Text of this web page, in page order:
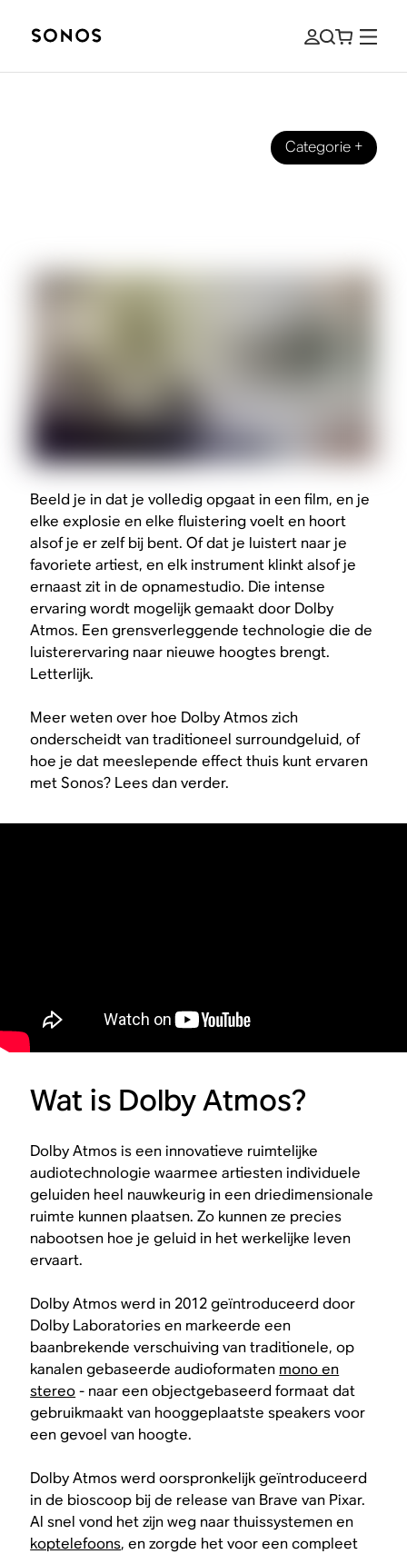
Categorie+
Beeld je in dat je volledig opgaat in een film, en je
elke explosie en elke fluistering voelt en hoort
alsof je er zelf bij bent. Of dat je luistert naar je
favoriete artiest, en elk instrument klinkt alsof je
ernaast zit in de opnamestudio. Die intense
ervaring wordt mogelijk gemaakt door Dolby
Atmos. Een grensverleggende technologie die de
luisterervaring naar nieuwe hoogtes brengt.
Letterlijk.
Meer weten over hoe Dolby Atmos zich
onderscheidt van traditioneel surroundgeluid, of
hoe je dat meeslepende effect thuis kunt ervaren
met Sonos? Lees dan verder.
Wat is Dolby Atmos?
Dolby Atmos is een innovatieve ruimtelijke
audiotechnologie waarmee artiesten individuele
geluiden heel nauwkeurig in een driedimensionale
ruimte kunnen plaatsen. Zo kunnen ze precies
nabootsen hoe je geluid in het werkelijke leven
ervaart.
Dolby Atmos werd in 2012 geïntroduceerd door
Dolby Laboratories en markeerde een
baanbrekende verschuiving van traditionele, op
kanalen gebaseerde audioformaten mono en
stereo- naar een objectgebaseerd formaat dat
gebruikmaakt van hooggeplaatste speakers voor
een gevoel van hoogte.
Dolby Atmos werd oorspronkelijk geïntroduceerd
in de bioscoop bij de release van Brave van Pixar.
Al snel vond het zijn weg naar thuissystemen en
koptelefoons, en zorgde het voor een compleet